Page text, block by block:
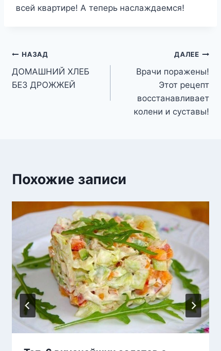
всей квартире! А теперь наслаждаемся!
Навигация
по
НАЗАД
ДОМАШНИЙ ХЛЕБ
БЕЗ ДРОЖЖЕЙ
ДАЛЕЕ
Врачи поражены!
Этот рецепт
восстанавливает
колени и суставы!
Похожие записи